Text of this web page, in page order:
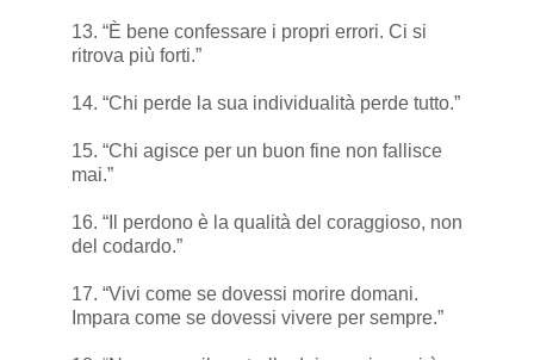
13. “È bene confessare i propri errori. Ci si
ritrova più forti.”
14. “Chi perde la sua individualità perde tutto.”
15. “Chi agisce per un buon fine non fallisce
mai.”
16. “Il perdono è la qualità del coraggioso, non
del codardo.”
17. “Vivi come se dovessi morire domani.
Impara come se dovessi vivere per sempre.”